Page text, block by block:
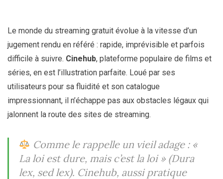
Le monde du streaming gratuit évolue à la vitesse d’un
jugement rendu en référé : rapide, imprévisible et parfois
difficile à suivre. Cinehub, plateforme populaire de films et
séries, en est l’illustration parfaite. Loué par ses
utilisateurs pour sa fluidité et son catalogue
impressionnant, il n’échappe pas aux obstacles légaux qui
jalonnent la route des sites de streaming.
Comme le rappelle un vieil adage : «
La loi est dure, mais c’est la loi » (Dura
lex, sed lex). Cinehub, aussi pratique